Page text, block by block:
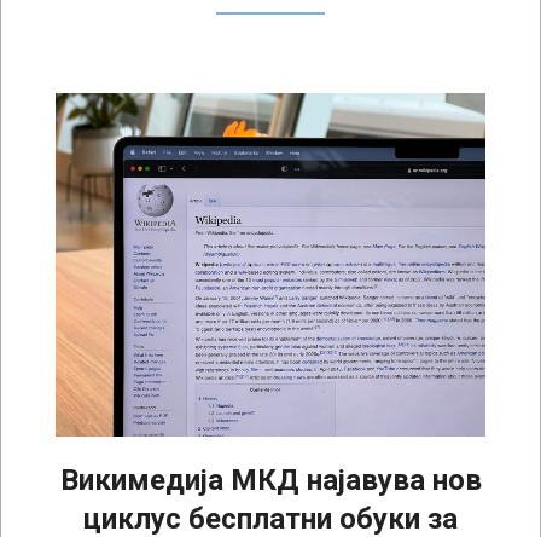
Викимедија МКД најавува нов
циклус бесплатни обуки за